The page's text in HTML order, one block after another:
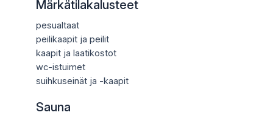
Märkätilakalusteet
pesualtaat
peilikaapit ja peilit
kaapit ja laatikostot
wc-istuimet
suihkuseinät ja -kaapit
Sauna